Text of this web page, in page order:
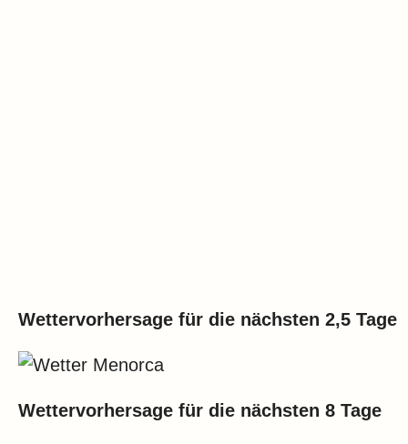
Wettervorhersage für die nächsten 2,5 Tage
Wettervorhersage für die nächsten 8 Tage